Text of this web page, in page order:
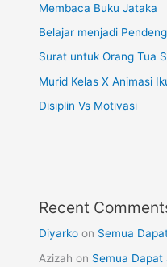
Membaca Buku Jataka
Belajar menjadi
Surat untuk Orang Tua
Murid Kelas X Animasi
Disiplin Vs Motivasi
Recent
Diyarko on Semua
Azizah on Semua Dapat